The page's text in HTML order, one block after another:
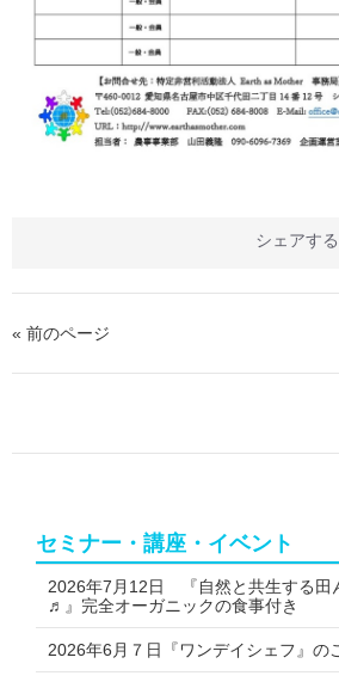
シェアする
« 前のページ
セミナー・講座・イベント
2026年7月12日 『自然と共生する田
♬』完全オーガニックの食事付き
2026年6月７日『ワンデイシェフ』の